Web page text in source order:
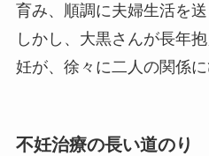
育み、順調に夫婦生活を送
しかし、大黒さんが長年
妊が、徐々に二人の関係に
不妊治療の長い道のり